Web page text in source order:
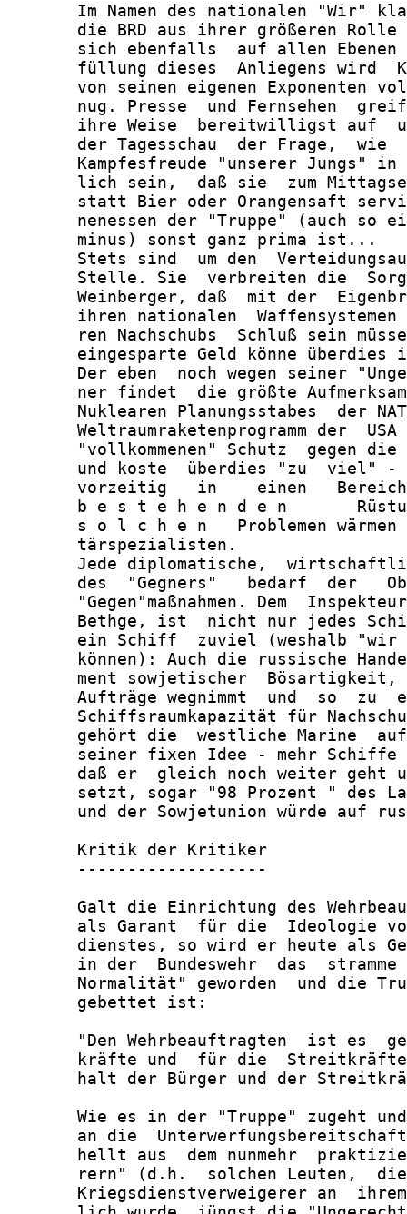
Im Namen des nationalen "Wir"
die BRD aus ihrer größeren
sich ebenfalls  auf allen
füllung dieses  Anliegens wird
von seinen eigenen Exponenten
nug. Presse  und Fernsehen
ihre Weise  bereitwilligst auf
der Tagesschau  der Frage,  wie
Kampfesfreude "unserer Jungs"
lich sein,  daß sie  zum
statt Bier oder Orangensaft
nenessen der "Truppe" (auch so
       minus) sonst ganz prima ist...
Stets sind  um den
Stelle. Sie  verbreiten die
Weinberger, daß  mit der
ihren nationalen
ren Nachschubs  Schluß sein
eingesparte Geld könne überdies
Der eben  noch wegen seiner
ner findet  die größte
Nuklearen Planungsstabes  der
Weltraumraketenprogramm der
"vollkommenen" Schutz  gegen
und koste  überdies "zu  viel"
vorzeitig   in    einen
b e s t e h e n d e n
s o l c h e n   Problemen
       tärspezialisten.
Jede diplomatische,
des  "Gegners"   bedarf  der
"Gegen"maßnahmen. Dem
Bethge, ist  nicht nur jedes
ein Schiff  zuviel (weshalb
können): Auch die russische
ment sowjetischer
Aufträge wegnimmt  und  so  zu
Schiffsraumkapazität für
gehört die  westliche Marine
seiner fixen Idee - mehr
daß er  gleich noch weiter geht
setzt, sogar "98 Prozent " des
und der Sowjetunion würde auf
       Kritik der Kritiker
       -------------------
Galt die Einrichtung des
als Garant  für die  Ideologie
dienstes, so wird er heute als
in der  Bundeswehr  das
Normalität" geworden  und die
       gebettet ist:
"Den Wehrbeauftragten  ist es
kräfte und  für die
halt der Bürger und der
Wie es in der "Truppe" zugeht
an die
hellt aus  dem nunmehr
rern" (d.h.  solchen Leuten,
Kriegsdienstverweigerer an